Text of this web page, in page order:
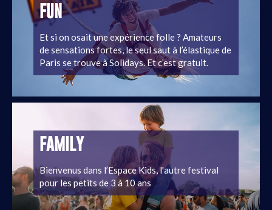
FUN
Et si on osait une expérience folle ? Amateurs
de sensations fortes, le seul saut à l’élastique de
Paris se trouve à Solidays. Et c’est gratuit.
FAMILY
Bienvenus dans l’Espace Kids, l'autre festival
pour les petits de 3 à 10 ans